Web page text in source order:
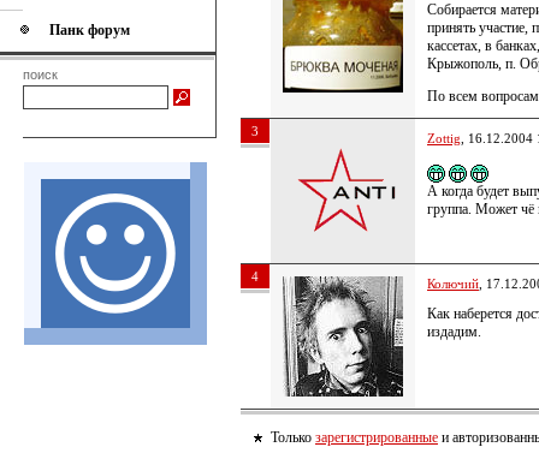
Панк форум
поиск
Собирается
принять участие,
кассетах, в
Крыжополь, п.
По всем
3 Zottig , 16.12.2004
А когда будет
группа. Может чё
4 Колючий ,
Как наберется
издадим.
Только зарегистрированные и